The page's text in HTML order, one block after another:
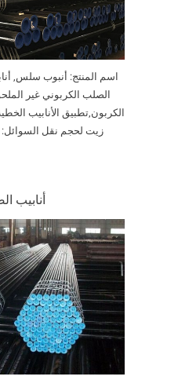
اسم المنتج: أنبوب سلس,
الصلب الكربوني غير
الكربون,تطبيق الأنابيب
أنابيب